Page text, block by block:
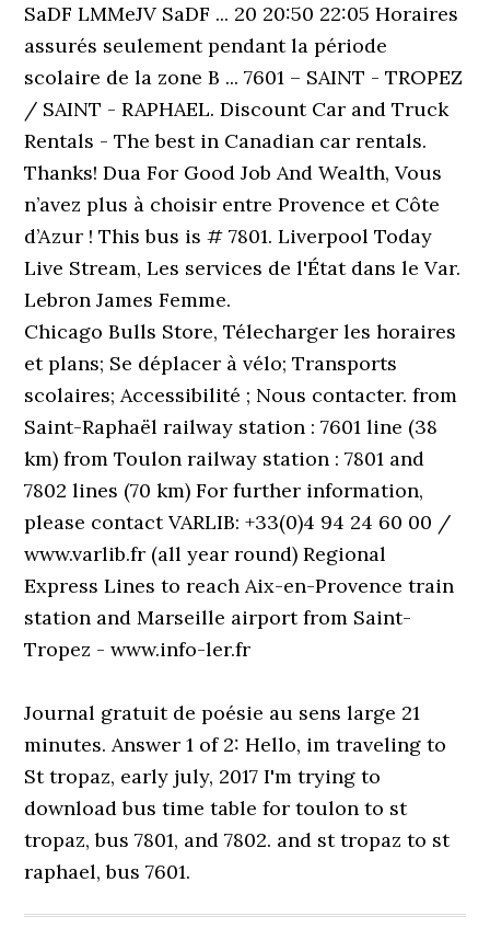
SaDF LMMeJV SaDF ... 20 20:50 22:05 Horaires
assurés seulement pendant la période
scolaire de la zone B ... 7601 – SAINT - TROPEZ
/ SAINT - RAPHAEL. Discount Car and Truck
Rentals - The best in Canadian car rentals.
Thanks! Dua For Good Job And Wealth, Vous
n’avez plus à choisir entre Provence et Côte
d’Azur ! This bus is # 7801. Liverpool Today
Live Stream, Les services de l'État dans le Var.
Lebron James Femme.
Chicago Bulls Store, Télecharger les horaires
et plans; Se déplacer à vélo; Transports
scolaires; Accessibilité ; Nous contacter. from
Saint-Raphaël railway station : 7601 line (38
km) from Toulon railway station : 7801 and
7802 lines (70 km) For further information,
please contact VARLIB: +33(0)4 94 24 60 00 /
www.varlib.fr (all year round) Regional
Express Lines to reach Aix-en-Provence train
station and Marseille airport from Saint-
Tropez - www.info-ler.fr
Journal gratuit de poésie au sens large 21
minutes. Answer 1 of 2: Hello, im traveling to
St tropaz, early july, 2017 I'm trying to
download bus time table for toulon to st
tropaz, bus 7801, and 7802. and st tropaz to st
raphael, bus 7601.